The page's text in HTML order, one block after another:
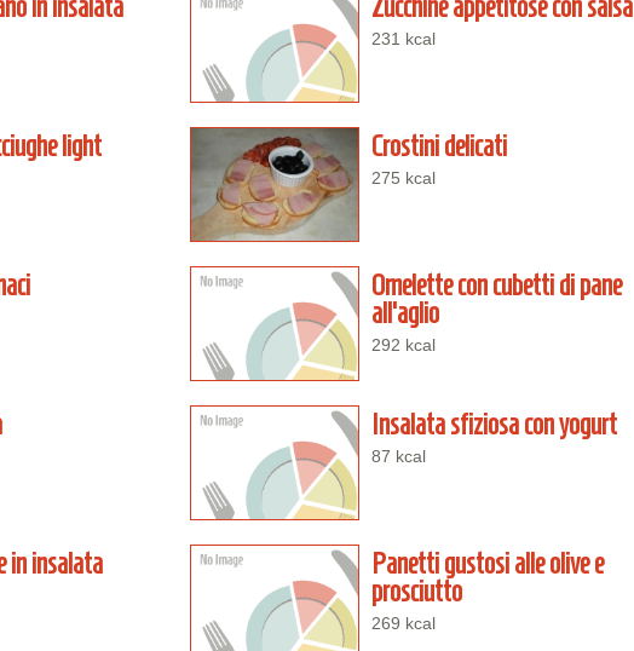
in insalata Zucchine appetitose con salsa
231 kcal
light Crostini delicati
275 kcal
Omelette con cubetti di pane
all'aglio
292 kcal
Insalata sfiziosa con yogurt
87 kcal
in insalata
Panetti gustosi alle olive e
prosciutto
269 kcal